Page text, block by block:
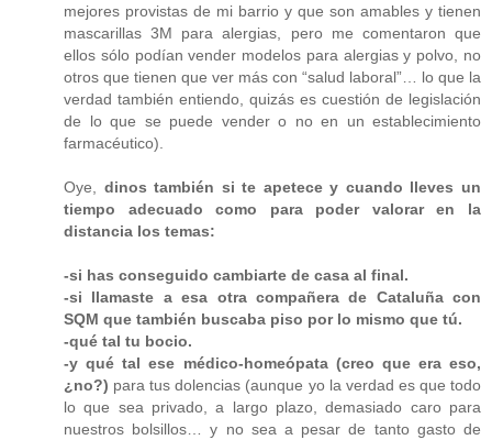
mejores provistas de mi barrio y que son amables y tienen
mascarillas 3M para alergias, pero me comentaron que
ellos sólo podían vender modelos para alergias y polvo, no
otros que tienen que ver más con “salud laboral”… lo que la
verdad también entiendo, quizás es cuestión de legislación
de lo que se puede vender o no en un establecimiento
farmacéutico).
Oye, dinos también si te apetece y cuando lleves un
tiempo adecuado como para poder valorar en la
distancia los temas:
-si has conseguido cambiarte de casa al final.
-si llamaste a esa otra compañera de Cataluña con
SQM que también buscaba piso por lo mismo que tú.
-qué tal tu bocio.
-y qué tal ese médico-homeópata (creo que era eso,
¿no?) para tus dolencias (aunque yo la verdad es que todo
lo que sea privado, a largo plazo, demasiado caro para
nuestros bolsillos… y no sea a pesar de tanto gasto de